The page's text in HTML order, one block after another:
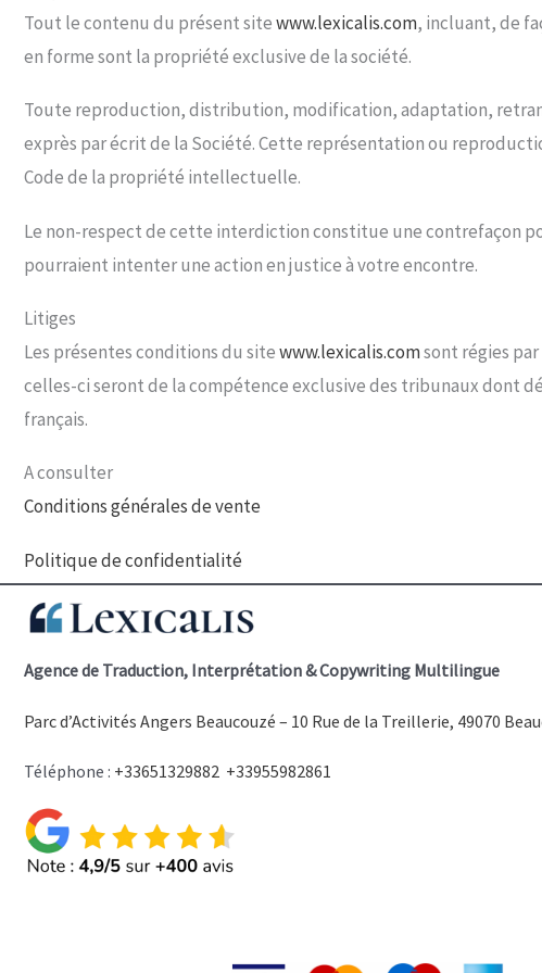
Tout le contenu du présent sitewww.lexicalis.com, incluant, de
en forme sont la propriété exclusive de la société.
Toute reproduction, distribution, modification, adaptation,
exprès par écrit de la Société. Cette représentation ou
Code de la propriété intellectuelle.
Le non-respect de cette interdiction constitue une contrefaçon
pourraient intenter une action en justice à votre encontre.
Litiges
Les présentes conditions du sitewww.lexicalis.comsont régies
celles-ci seront de la compétence exclusive des tribunaux dont
français.
A consulter
Conditions générales de vente
Politique de confidentialité
Agence de Traduction, Interprétation & Copywriting Multilingue
Parc d’Activités Angers Beaucouzé – 10 Rue de la Treillerie, 49070
Téléphone : +33651329882 +33955982861